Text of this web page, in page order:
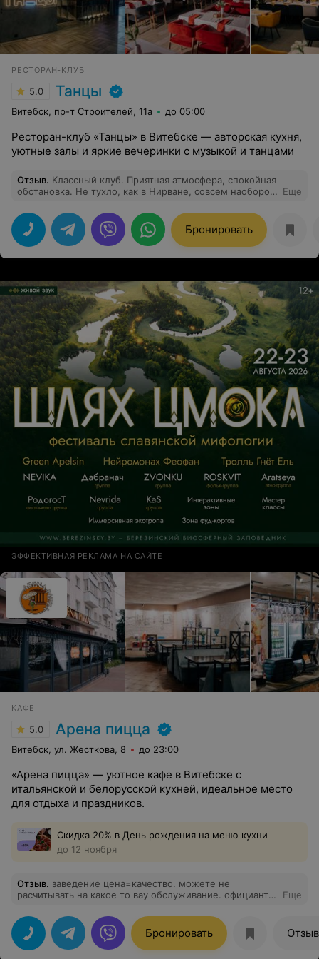
РЕСТОРАН-КЛУБ
5.0 Танцы
Витебск, пр-т Строителей, 11а до 05:00
Ресторан-клуб «Танцы» в Витебске — авторская кухня,
уютные залы и яркие вечеринки с музыкой и танцами
Отзыв. Классный клуб. Приятная атмосфера, спокойная
обстановка. Не тухло, как в Нирване, совсем наоборот.
адекватные. Охранники вежливые, не агрессивные.
Приятная девушка администратор. Рекомендую к
посещения, если хотите хорошо провести время в
клубных условиях. Для Витебска, вообще зачёт. 5+
Еще
Бронировать
ЭФФЕКТИВНАЯ РЕКЛАМА НА САЙТЕ
КАФЕ
5.0 Арена пицца
Витебск, ул. Жесткова, 8 до 23:00
«Арена пицца» — уютное кафе в Витебске с
итальянской и белорусской кухней, идеальное место
для отдыха и праздников.
Скидка 20% в День рождения на меню кухни
до 12 ноября
Отзыв. заведение цена=качество. можете не
расчитывать на какое то вау обслуживание. официанты
Еще
Бронировать